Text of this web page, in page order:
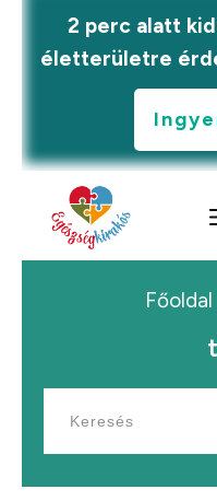
2 perc alatt
életterületre
Főoldal